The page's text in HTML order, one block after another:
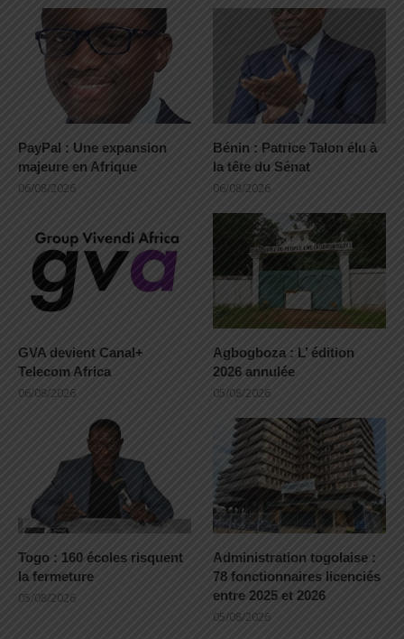
PayPal : Une expansion
majeure en Afrique
06/08/2026
Bénin : Patrice Talon élu à
la tête du Sénat
06/08/2026
GVA devient Canal+
Telecom Africa
06/08/2026
Agbogboza : L’ édition
2026 annulée
05/08/2026
Togo : 160 écoles risquent
la fermeture
05/08/2026
Administration togolaise :
78 fonctionnaires licenciés
entre 2025 et 2026
05/08/2026